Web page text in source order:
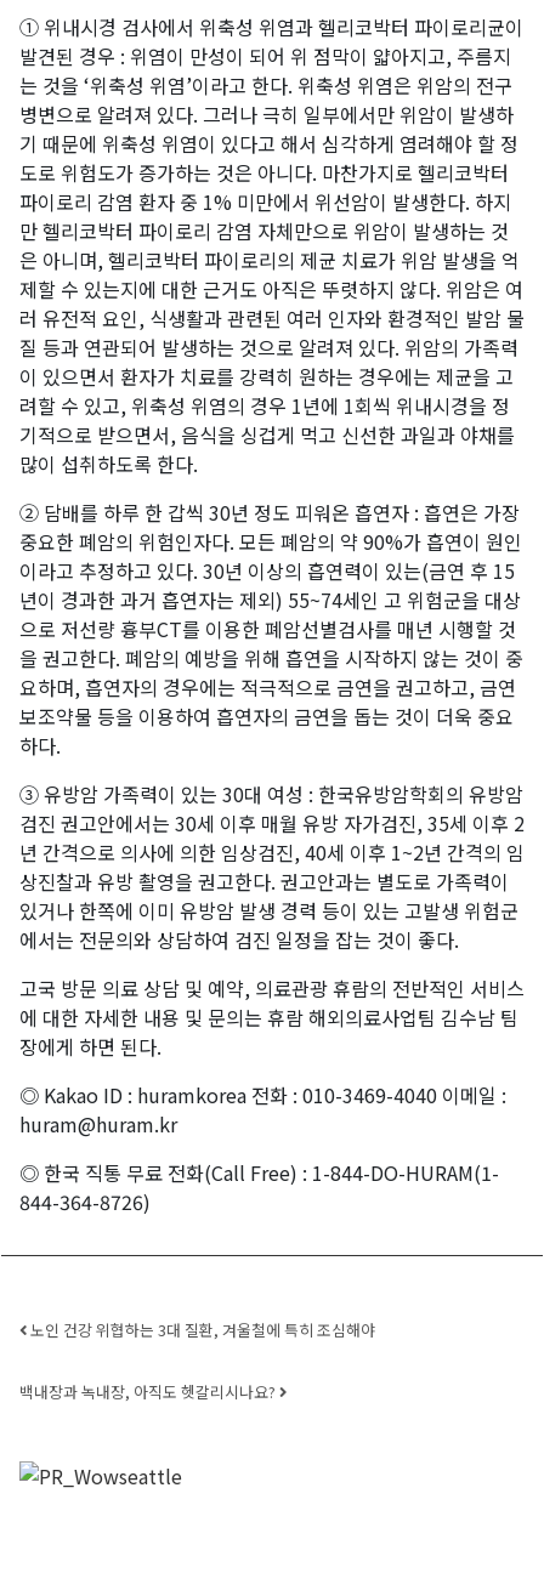
① 위내시경 검사에서 위축성 위염과 헬리코박터 파이로리균이
발견된 경우 : 위염이 만성이 되어 위 점막이 얇아지고, 주름지
는 것을 ‘위축성 위염’이라고 한다. 위축성 위염은 위암의 전구
병변으로 알려져 있다. 그러나 극히 일부에서만 위암이 발생하
기 때문에 위축성 위염이 있다고 해서 심각하게 염려해야 할 정
도로 위험도가 증가하는 것은 아니다. 마찬가지로 헬리코박터
파이로리 감염 환자 중 1% 미만에서 위선암이 발생한다. 하지
만 헬리코박터 파이로리 감염 자체만으로 위암이 발생하는 것
은 아니며, 헬리코박터 파이로리의 제균 치료가 위암 발생을 억
제할 수 있는지에 대한 근거도 아직은 뚜렷하지 않다. 위암은 여
러 유전적 요인, 식생활과 관련된 여러 인자와 환경적인 발암 물
질 등과 연관되어 발생하는 것으로 알려져 있다. 위암의 가족력
이 있으면서 환자가 치료를 강력히 원하는 경우에는 제균을 고
려할 수 있고, 위축성 위염의 경우 1년에 1회씩 위내시경을 정
기적으로 받으면서, 음식을 싱겁게 먹고 신선한 과일과 야채를
많이 섭취하도록 한다.
② 담배를 하루 한 갑씩 30년 정도 피워온 흡연자 : 흡연은 가장
중요한 폐암의 위험인자다. 모든 폐암의 약 90%가 흡연이 원인
이라고 추정하고 있다. 30년 이상의 흡연력이 있는(금연 후 15
년이 경과한 과거 흡연자는 제외) 55~74세인 고 위험군을 대상
으로 저선량 흉부CT를 이용한 폐암선별검사를 매년 시행할 것
을 권고한다. 폐암의 예방을 위해 흡연을 시작하지 않는 것이 중
요하며, 흡연자의 경우에는 적극적으로 금연을 권고하고, 금연
보조약물 등을 이용하여 흡연자의 금연을 돕는 것이 더욱 중요
하다.
③ 유방암 가족력이 있는 30대 여성 : 한국유방암학회의 유방암
검진 권고안에서는 30세 이후 매월 유방 자가검진, 35세 이후 2
년 간격으로 의사에 의한 임상검진, 40세 이후 1~2년 간격의 임
상진찰과 유방 촬영을 권고한다. 권고안과는 별도로 가족력이
있거나 한쪽에 이미 유방암 발생 경력 등이 있는 고발생 위험군
에서는 전문의와 상담하여 검진 일정을 잡는 것이 좋다.
고국 방문 의료 상담 및 예약, 의료관광 휴람의 전반적인 서비스
에 대한 자세한 내용 및 문의는 휴람 해외의료사업팀 김수남 팀
장에게 하면 된다.
◎ Kakao ID : huramkorea 전화 : 010-3469-4040 이메일 :
huram@huram.kr
◎ 한국 직통 무료 전화(Call Free) : 1-844-DO-HURAM(1-
844-364-8726)
Post navigation
노인 건강 위협하는 3대 질환, 겨울철에 특히 조심해야
백내장과 녹내장, 아직도 헷갈리시나요?